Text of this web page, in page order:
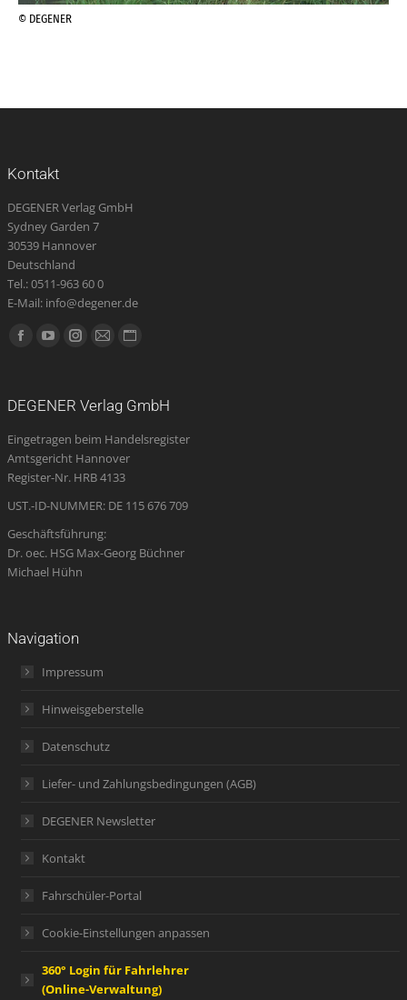
© DEGENER
Kontakt
DEGENER Verlag GmbH
Sydney Garden 7
30539 Hannover
Deutschland
Tel.: 0511-963 60 0
E-Mail: info@degener.de
Finden Sie uns auf:
Facebook
new
window
YouTube
new
window
Instagram
new
window
E-
opens
in
new
Website
new
DEGENER Verlag GmbH
Eingetragen beim Handelsregister
Amtsgericht Hannover
Register-Nr. HRB 4133
UST.-ID-NUMMER: DE 115 676 709
Geschäftsführung:
Dr. oec. HSG Max-Georg Büchner
Michael Hühn
Navigation
Impressum
Hinweisgeberstelle
Datenschutz
Liefer- und Zahlungsbedingungen (AGB)
DEGENER Newsletter
Kontakt
Fahrschüler-Portal
Cookie-Einstellungen anpassen
360° Login für Fahrlehrer
(Online-Verwaltung)